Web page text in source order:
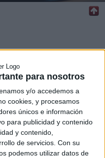
para nosotros
y/o accedemos a
cookies, y procesamos
únicos e información
para publicidad y contenido
y contenido,
de servicios. Con su
podemos utilizar datos de